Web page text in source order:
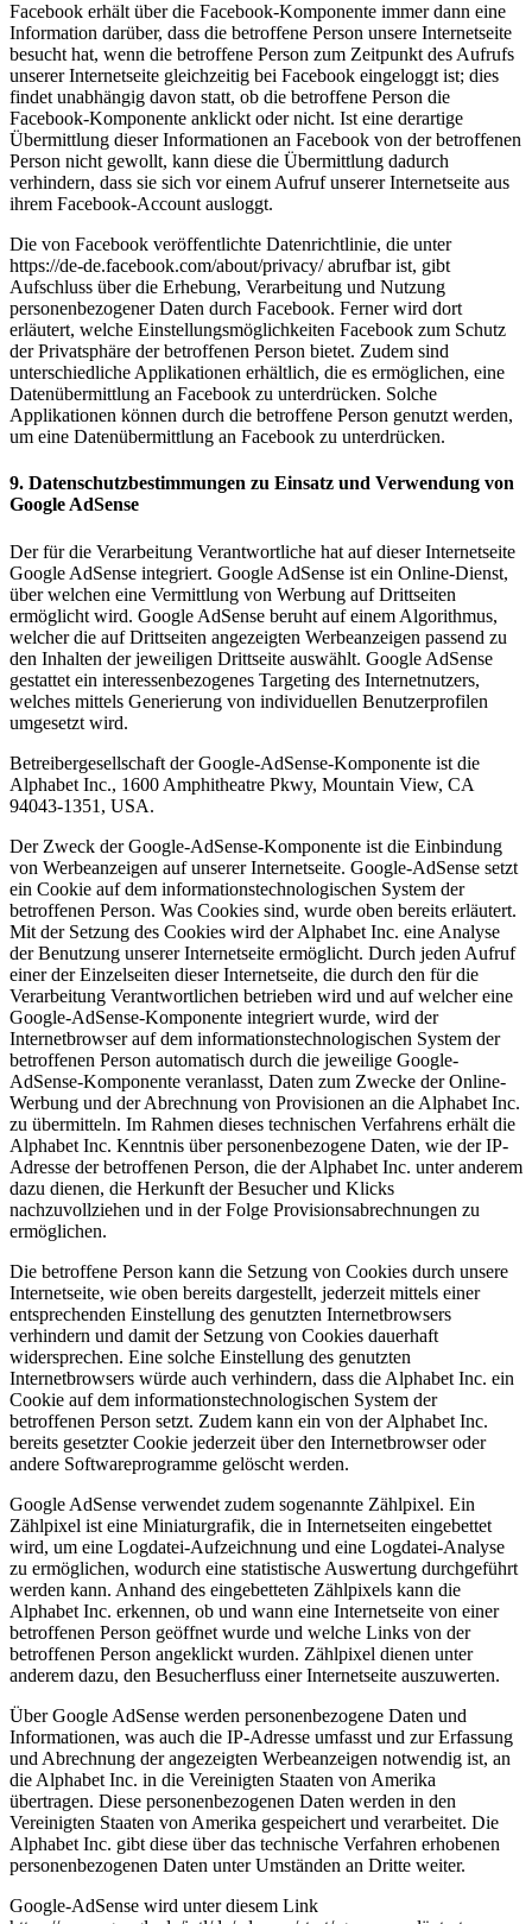
Facebook erhält über die Facebook-Komponente immer dann eine
Information darüber, dass die betroffene Person unsere Internetseite
besucht hat, wenn die betroffene Person zum Zeitpunkt des Aufrufs
unserer Internetseite gleichzeitig bei Facebook eingeloggt ist; dies
findet unabhängig davon statt, ob die betroffene Person die
Facebook-Komponente anklickt oder nicht. Ist eine derartige
Übermittlung dieser Informationen an Facebook von der betroffenen
Person nicht gewollt, kann diese die Übermittlung dadurch
verhindern, dass sie sich vor einem Aufruf unserer Internetseite aus
ihrem Facebook-Account ausloggt.
Die von Facebook veröffentlichte Datenrichtlinie, die unter
https://de-de.facebook.com/about/privacy/ abrufbar ist, gibt
Aufschluss über die Erhebung, Verarbeitung und Nutzung
personenbezogener Daten durch Facebook. Ferner wird dort
erläutert, welche Einstellungsmöglichkeiten Facebook zum Schutz
der Privatsphäre der betroffenen Person bietet. Zudem sind
unterschiedliche Applikationen erhältlich, die es ermöglichen, eine
Datenübermittlung an Facebook zu unterdrücken. Solche
Applikationen können durch die betroffene Person genutzt werden,
um eine Datenübermittlung an Facebook zu unterdrücken.
9. Datenschutzbestimmungen zu Einsatz und Verwendung von
Google AdSense
Der für die Verarbeitung Verantwortliche hat auf dieser Internetseite
Google AdSense integriert. Google AdSense ist ein Online-Dienst,
über welchen eine Vermittlung von Werbung auf Drittseiten
ermöglicht wird. Google AdSense beruht auf einem Algorithmus,
welcher die auf Drittseiten angezeigten Werbeanzeigen passend zu
den Inhalten der jeweiligen Drittseite auswählt. Google AdSense
gestattet ein interessenbezogenes Targeting des Internetnutzers,
welches mittels Generierung von individuellen Benutzerprofilen
umgesetzt wird.
Betreibergesellschaft der Google-AdSense-Komponente ist die
Alphabet Inc., 1600 Amphitheatre Pkwy, Mountain View, CA
94043-1351, USA.
Der Zweck der Google-AdSense-Komponente ist die Einbindung
von Werbeanzeigen auf unserer Internetseite. Google-AdSense setzt
ein Cookie auf dem informationstechnologischen System der
betroffenen Person. Was Cookies sind, wurde oben bereits erläutert.
Mit der Setzung des Cookies wird der Alphabet Inc. eine Analyse
der Benutzung unserer Internetseite ermöglicht. Durch jeden Aufruf
einer der Einzelseiten dieser Internetseite, die durch den für die
Verarbeitung Verantwortlichen betrieben wird und auf welcher eine
Google-AdSense-Komponente integriert wurde, wird der
Internetbrowser auf dem informationstechnologischen System der
betroffenen Person automatisch durch die jeweilige Google-
AdSense-Komponente veranlasst, Daten zum Zwecke der Online-
Werbung und der Abrechnung von Provisionen an die Alphabet Inc.
zu übermitteln. Im Rahmen dieses technischen Verfahrens erhält die
Alphabet Inc. Kenntnis über personenbezogene Daten, wie der IP-
Adresse der betroffenen Person, die der Alphabet Inc. unter anderem
dazu dienen, die Herkunft der Besucher und Klicks
nachzuvollziehen und in der Folge Provisionsabrechnungen zu
ermöglichen.
Die betroffene Person kann die Setzung von Cookies durch unsere
Internetseite, wie oben bereits dargestellt, jederzeit mittels einer
entsprechenden Einstellung des genutzten Internetbrowsers
verhindern und damit der Setzung von Cookies dauerhaft
widersprechen. Eine solche Einstellung des genutzten
Internetbrowsers würde auch verhindern, dass die Alphabet Inc. ein
Cookie auf dem informationstechnologischen System der
betroffenen Person setzt. Zudem kann ein von der Alphabet Inc.
bereits gesetzter Cookie jederzeit über den Internetbrowser oder
andere Softwareprogramme gelöscht werden.
Google AdSense verwendet zudem sogenannte Zählpixel. Ein
Zählpixel ist eine Miniaturgrafik, die in Internetseiten eingebettet
wird, um eine Logdatei-Aufzeichnung und eine Logdatei-Analyse
zu ermöglichen, wodurch eine statistische Auswertung durchgeführt
werden kann. Anhand des eingebetteten Zählpixels kann die
Alphabet Inc. erkennen, ob und wann eine Internetseite von einer
betroffenen Person geöffnet wurde und welche Links von der
betroffenen Person angeklickt wurden. Zählpixel dienen unter
anderem dazu, den Besucherfluss einer Internetseite auszuwerten.
Über Google AdSense werden personenbezogene Daten und
Informationen, was auch die IP-Adresse umfasst und zur Erfassung
und Abrechnung der angezeigten Werbeanzeigen notwendig ist, an
die Alphabet Inc. in die Vereinigten Staaten von Amerika
übertragen. Diese personenbezogenen Daten werden in den
Vereinigten Staaten von Amerika gespeichert und verarbeitet. Die
Alphabet Inc. gibt diese über das technische Verfahren erhobenen
personenbezogenen Daten unter Umständen an Dritte weiter.
Google-AdSense wird unter diesem Link